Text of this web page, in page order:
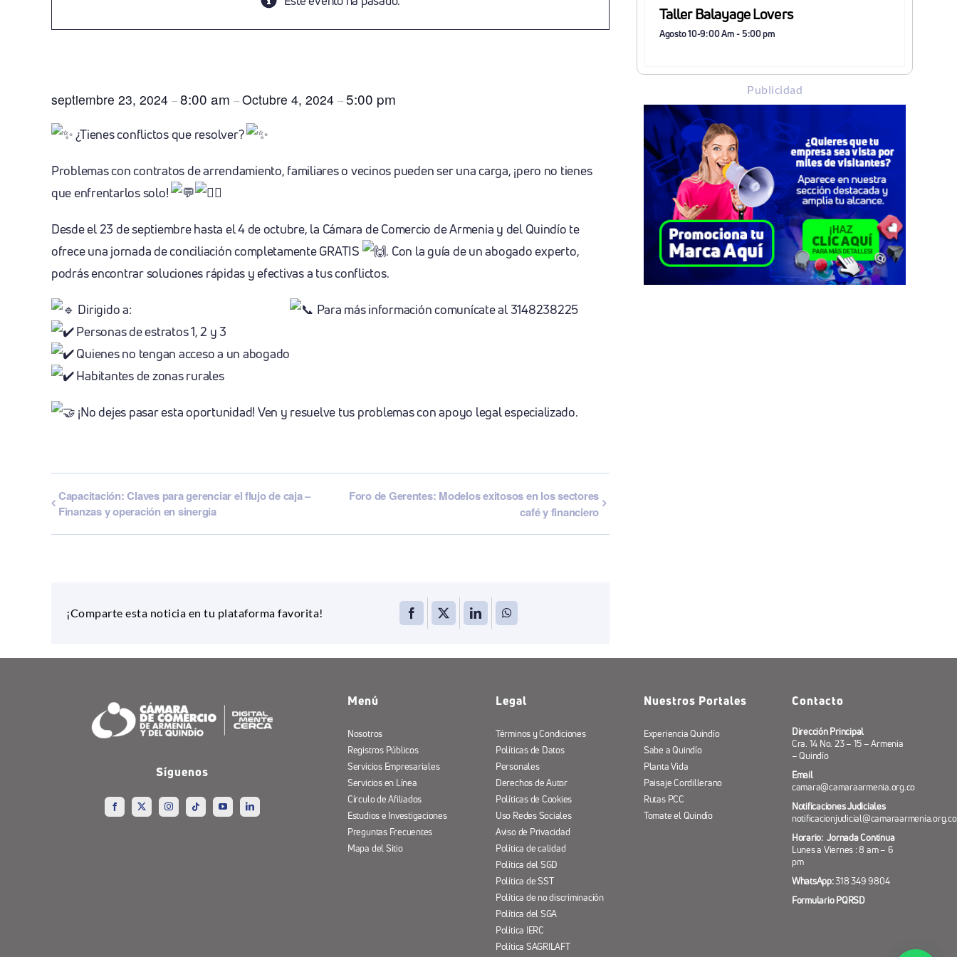
septiembre 23, 2024 –8:00 am –Octubre 4, 2024 –5:00 pm
¿Tienes conflictos que resolver?
Problemas con contratos de arrendamiento, familiares o vecinos pueden ser una carga, ¡pero no tienes
que enfrentarlos solo!
Desde el 23 de septiembre hasta el 4 de octubre, la Cámara de Comercio de Armenia y del Quindío te
ofrece una jornada de conciliación completamente GRATIS
. Con la guía de un abogado experto,
podrás encontrar soluciones rápidas y efectivas a tus conflictos.
Dirigido a:
Personas de estratos 1, 2 y 3
Quienes no tengan acceso a un abogado
Habitantes de zonas rurales
Para más información comunícate al 3148238225
¡No dejes pasar esta oportunidad! Ven y resuelve tus problemas con apoyo legal especializado.
Capacitación: Claves para gerenciar el flujo de caja –
Finanzas y operación en sinergia
Foro de Gerentes: Modelos exitosos en los sectores
café y financiero
¡Comparte esta noticia en tu plataforma favorita!
Taller Balayage Lovers
Agosto 10-9:00 Am-5:00 pm
Publicidad
Síguenos
Menú
Nosotros
Registros Públicos
Servicios Empresariales
Servicios en Línea
Círculo de Afiliados
Estudios e Investigaciones
Preguntas Frecuentes
Mapa del Sitio
Legal
Términos y Condiciones
Políticas de Datos
Personales
Derechos de Autor
Políticas de Cookies
Uso Redes Sociales
Aviso de Privacidad
Política de calidad
Política del SGD
Política de SST
Política de no discriminación
Política del SGA
Política IERC
Política SAGRILAFT
Nuestros Portales
Experiencia Quindío
Sabe a Quindío
Planta Vida
Paisaje Cordillerano
Rutas PCC
Tomate el Quindío
Contacto
Dirección Principal
Cra. 14 No. 23 – 15 – Armenia
– Quindío
Email
camara@camaraarmenia.org.co
Notificaciones Judiciales
notificacionjudicial@camaraarmenia.org.co
Horario: Jornada Continua
Lunes a Viernes : 8 am – 6
pm
WhatsApp:318 349 9804
Formulario PQRSD